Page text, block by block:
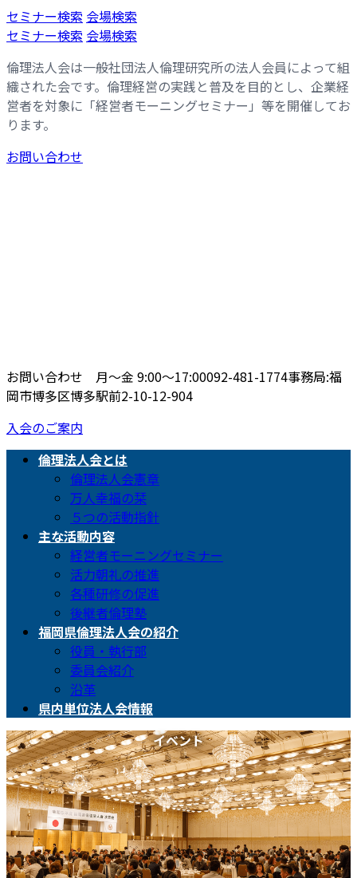
コ
ン
ン
ツ
へ
ス
キ
ッ
ナ
ビ
ー
シ
ョ
ン
に
移
セミナー検索 会場検索
セミナー検索 会場検索
倫理法人会は一般社団法人倫理研究所の法人会員によって組
織された会です。倫理経営の実践と普及を目的とし、企業経
営者を対象に「経営者モーニングセミナー」等を開催してお
ります。
お問い合わせ
お問い合わせ 月〜金 9:00〜17:00092-481-1774事務局:福
岡市博多区博多駅前2-10-12-904
入会のご案内
倫理法人会とは
倫理法人会憲章
万人幸福の栞
５つの活動指針
主な活動内容
経営者モーニングセミナー
活力朝礼の推進
各種研修の促進
後継者倫理塾
福岡県倫理法人会の紹介
役員・執行部
委員会紹介
沿革
県内単位法人会情報
イベント